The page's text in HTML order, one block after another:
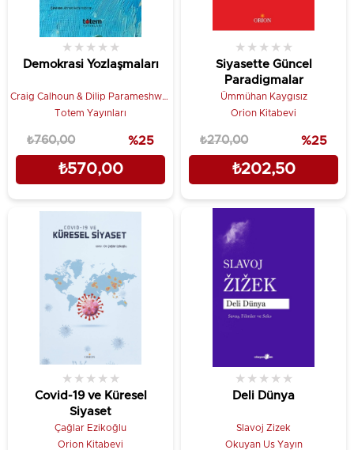
Demokrasi Yozlaşmaları
★ ★ ★ ★ ★
Craig Calhoun & Dilip Parameshwar
Gaonkar & Charles Taylor
Totem Yayınları
₺570,00
₺760,00 %25
Siyasette Güncel
Paradigmalar
★ ★ ★ ★ ★
Ümmühan Kaygısız
Orion Kitabevi
₺202,50
₺270,00 %25
Covid-19 ve Küresel
Siyaset
★ ★ ★ ★ ★
Çağlar Ezikoğlu
Orion Kitabevi
Deli Dünya
★ ★ ★ ★ ★
Slavoj Zizek
Okuyan Us Yayın